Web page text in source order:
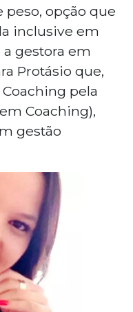
peso, opção que
inclusive em
gestora em
Protásio que,
pela
Coaching),
gestão